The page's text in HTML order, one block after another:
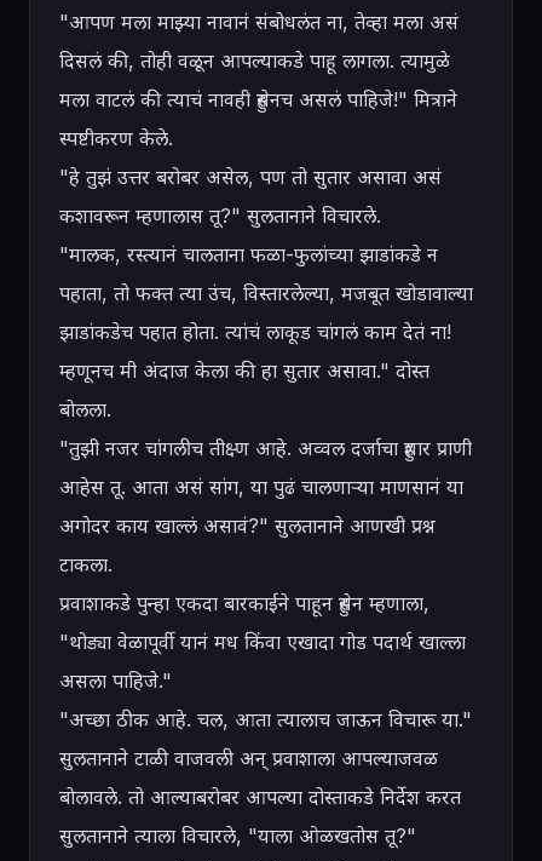
"आपण मला माझ्या नावानं संबोधलंत ना, तेव्हा मला असं
दिसलं की, तोही वळून आपल्याकडे पाहू लागला. त्यामुळे
मला वाटलं की त्याचं नावही हुसेनच असलं पाहिजे!" मित्राने
स्पष्टीकरण केले.
"हे तुझं उत्तर बरोबर असेल, पण तो सुतार असावा असं
कशावरून म्हणालास तू?" सुलतानाने विचारले.
"मालक, रस्त्यानं चालताना फळा-फुलांच्या झाडांकडे न
पहाता, तो फक्त त्या उंच, विस्तारलेल्या, मजबूत खोडावाल्या
झाडांकडेच पहात होता. त्यांचं लाकूड चांगलं काम देतं ना!
म्हणूनच मी अंदाज केला की हा सुतार असावा." दोस्त
बोलला.
"तुझी नजर चांगलीच तीक्ष्ण आहे. अव्वल दर्जाचा हुशार प्राणी
आहेस तू. आता असं सांग, या पुढं चालणाऱ्या माणसानं या
अगोदर काय खाल्लं असावं?" सुलतानाने आणखी प्रश्न
टाकला.
प्रवाशाकडे पुन्हा एकदा बारकाईने पाहून हुसेन म्हणाला,
"थोड्या वेळापूर्वी यानं मध किंवा एखादा गोड पदार्थ खाल्ला
असला पाहिजे."
"अच्छा ठीक आहे. चल, आता त्यालाच जाऊन विचारू या."
सुलतानाने टाळी वाजवली अन् प्रवाशाला आपल्याजवळ
बोलावले. तो आल्याबरोबर आपल्या दोस्ताकडे निर्देश करत
सुलतानाने त्याला विचारले, "याला ओळखतोस तू?"